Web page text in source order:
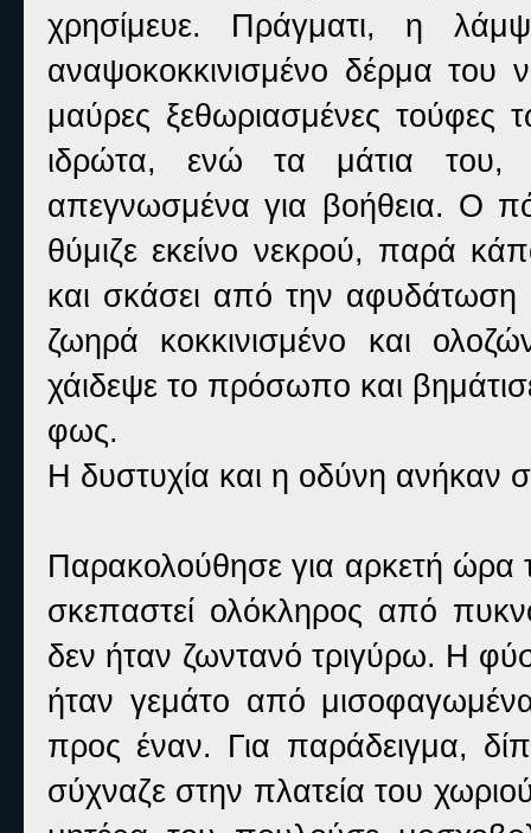
χρησίμευε. Πράγματι, η
αναψοκοκκινισμένο δέρμα του
μαύρες ξεθωριασμένες τούφες
ιδρώτα, ενώ τα μάτια του,
απεγνωσμένα για βοήθεια. Ο
θύμιζε εκείνο νεκρού, παρά
και σκάσει από την αφυδάτωση
ζωηρά κοκκινισμένο και
χάιδεψε το πρόσωπο και
φως.
Η δυστυχία και η οδύνη ανήκαν
Παρακολούθησε για αρκετή ώρα
σκεπαστεί ολόκληρος από
δεν ήταν ζωντανό τριγύρω. Η
ήταν γεμάτο από
προς έναν. Για παράδειγμα,
σύχναζε στην πλατεία του